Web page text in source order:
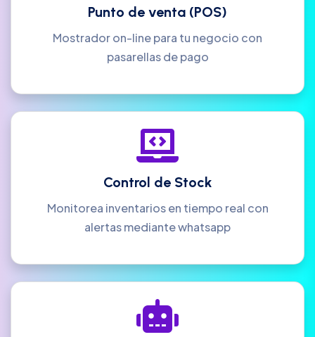
Punto de venta (POS)
Mostrador on-line para tu negocio con
pasarellas de pago
Control de Stock
Monitorea inventarios en tiempo real con
alertas mediante whatsapp